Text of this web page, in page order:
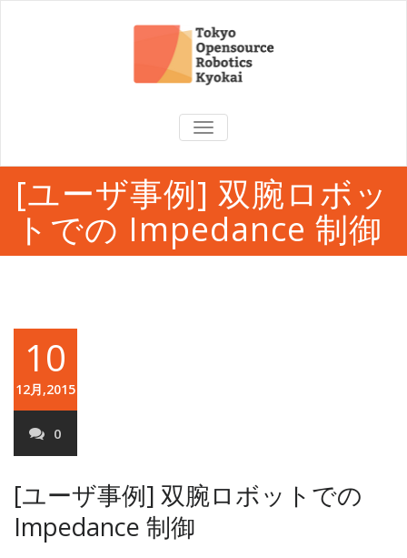
TOGGLE
NAVIGATION
[ユーザ事例] 双腕ロボッ
トでの Impedance 制御
10
12月,2015
0
[ユーザ事例] 双腕ロボットでの
Impedance 制御